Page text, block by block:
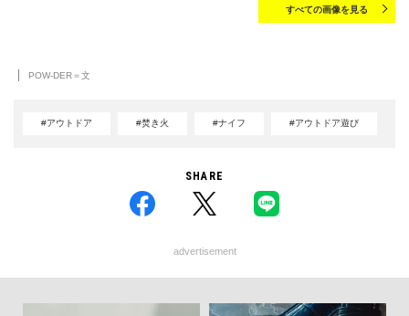
すべての画像を見る
POW-DER＝文
#アウトドア #焚き火 #ナイフ #アウトドア遊び
SHARE
advertisement